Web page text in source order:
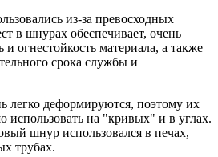
из-за превосходных
в шнурах обеспечивает, очень
огнестойкость материала, а также
срока службы и
легко деформируются, поэтому их
использовать на "кривых" и в углах.
шнур использовался в печах,
трубах.